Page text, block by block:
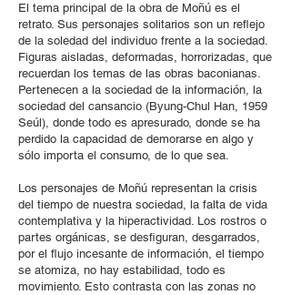
El tema principal de la obra de Moñú es el
retrato. Sus personajes solitarios son un reflejo
de la soledad del individuo frente a la sociedad.
Figuras aisladas, deformadas, horrorizadas, que
recuerdan los temas de las obras baconianas.
Pertenecen a la sociedad de la información, la
sociedad del cansancio (Byung-Chul Han, 1959
Seúl), donde todo es apresurado, donde se ha
perdido la capacidad de demorarse en algo y
sólo importa el consumo, de lo que sea.
Los personajes de Moñú representan la crisis
del tiempo de nuestra sociedad, la falta de vida
contemplativa y la hiperactividad. Los rostros o
partes orgánicas, se desfiguran, desgarrados,
por el flujo incesante de información, el tiempo
se atomiza, no hay estabilidad, todo es
movimiento. Esto contrasta con las zonas no